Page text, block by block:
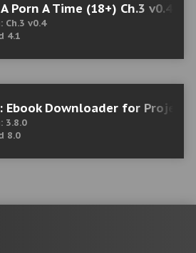
Porn A Time (18+) Ch.3 v0.4
Ch.3 v0.4
4.1
Ebook Downloader for Project
3.8.0
8.0